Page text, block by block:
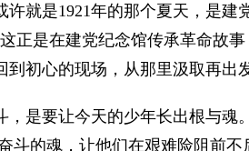
许就是1921年的那个夏天，是建
正是在建党纪念馆传承革命故
到初心的现场，从那里汲取再出
要让今天的少年长出根与魂
斗的魂，让他们在艰难险阻前